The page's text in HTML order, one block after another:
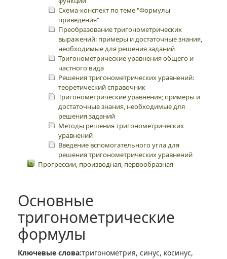
Схема-конспект по теме "Формулы
приведения"
Преобразование тригонометрических
выражений: примеры и достаточные знания,
необходимые для решения заданий
Тригонометрические уравнения общего и
частного вида
Решения тригонометрических уравнений:
теоретический справочник
Тригонометрические уравнения; примеры и
достаточные знания, необходимые для
решения заданий
Методы решения тригонометрических
уравнений
Введение вспомогательного угла для
решения тригонометрических уравнений
Прогрессии, производная, первообразная
Основные
тригонометрические
формулы
Ключевые слова:тригонометрия, синус, косинус,